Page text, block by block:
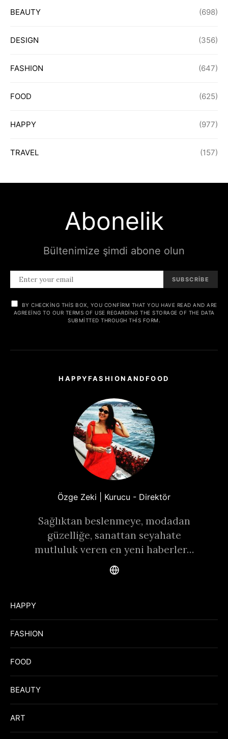
BEAUTY (698)
DESIGN (356)
FASHION (647)
FOOD (625)
HAPPY (977)
TRAVEL (157)
Abonelik
Bültenimize şimdi abone olun
SUBSCRIBE
BY CHECKING THIS BOX, YOU CONFIRM THAT YOU HAVE READ AND ARE
AGREEING TO OUR TERMS OF USE REGARDING THE STORAGE OF THE DATA
SUBMITTED THROUGH THIS FORM.
HAPPYFASHIONANDFOOD
Özge Zeki | Kurucu - Direktör
Sağlıktan beslenmeye, modadan
güzelliğe, sanattan seyahate
mutluluk veren en yeni haberler…
HAPPY
FASHION
FOOD
BEAUTY
ART